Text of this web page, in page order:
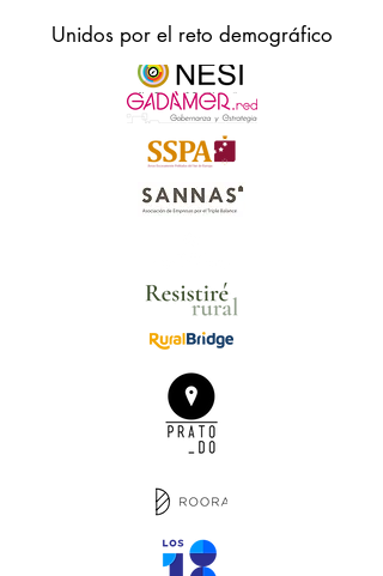
Unidos por el reto demográfico